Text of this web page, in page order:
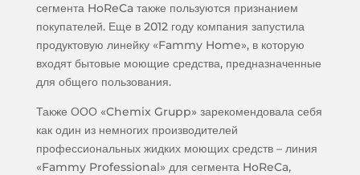
сегмента HoReCa также пользуются признанием
покупателей. Еще в 2012 году компания запустила
продуктовую линейку «Fammy Home», в которую
входят бытовые моющие средства, предназначенные
для общего пользования.
Также ООО «Chemix Grupp» зарекомендовала себя
как один из немногих производителей
профессиональных жидких моющих средств – линия
«Fammy Professional» для сегмента HoReCa,